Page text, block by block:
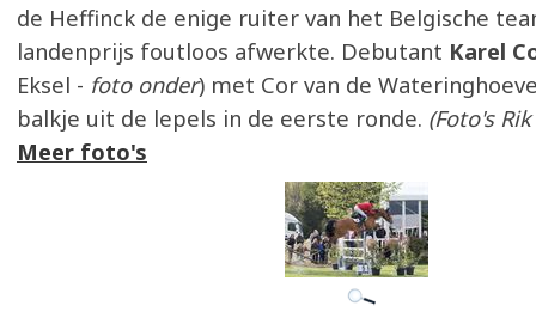
de Heffinck de enige ruiter van het Belgische
landenprijs foutloos afwerkte. Debutant Karel
Eksel - foto onder) met Cor van de
balkje uit de lepels in de eerste ronde. (Foto's
Meer foto's